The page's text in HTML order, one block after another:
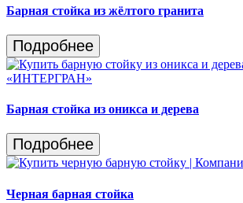
Барная стойка из жёлтого гранита
Подробнее
Барная стойка из оникса и дерева
Подробнее
Черная барная стойка